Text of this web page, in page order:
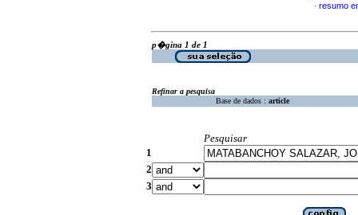
· resumo
p�gina 1 de 1
Refinar a pesquisa
Base de dados : article
Pesquisar
1
2
3